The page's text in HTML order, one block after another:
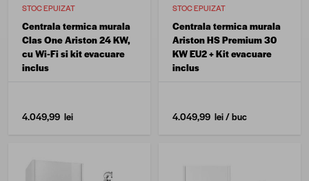
STOC EPUIZAT
Centrala termica murala
Clas One Ariston 24 KW,
cu Wi-Fi si kit evacuare
inclus
4.049,99 lei
STOC EPUIZAT
Centrala termica murala
Ariston HS Premium 30
KW EU2 + Kit evacuare
inclus
4.049,99 lei/ buc